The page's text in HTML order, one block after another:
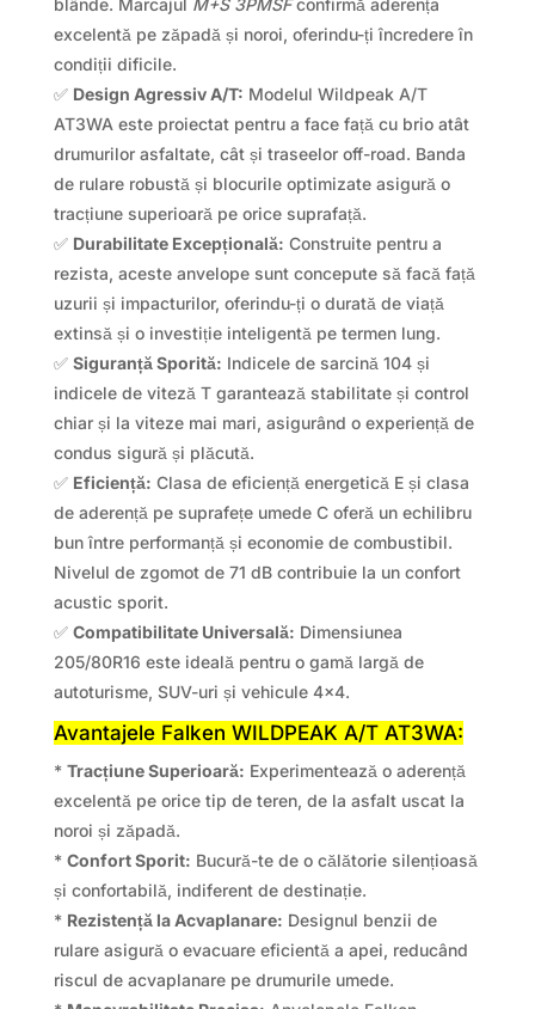
excelentă pe zăpadă și noroi, oferindu-ți încredere în
condiții dificile.
✅ Design Agressiv A/T: Modelul Wildpeak A/T
AT3WA este proiectat pentru a face față cu brio atât
drumurilor asfaltate, cât și traseelor off-road. Banda
de rulare robustă și blocurile optimizate asigură o
tracțiune superioară pe orice suprafață.
✅ Durabilitate Excepțională: Construite pentru a
rezista, aceste anvelope sunt concepute să facă față
uzurii și impacturilor, oferindu-ți o durată de viață
extinsă și o investiție inteligentă pe termen lung.
✅ Siguranță Sporită: Indicele de sarcină 104 și
indicele de viteză T garantează stabilitate și control
chiar și la viteze mai mari, asigurând o experiență de
condus sigură și plăcută.
✅ Eficiență: Clasa de eficiență energetică E și clasa
de aderență pe suprafețe umede C oferă un echilibru
bun între performanță și economie de combustibil.
Nivelul de zgomot de 71 dB contribuie la un confort
acustic sporit.
✅ Compatibilitate Universală: Dimensiunea
205/80R16 este ideală pentru o gamă largă de
autoturisme, SUV-uri și vehicule 4×4.
Avantajele Falken WILDPEAK A/T AT3WA:
* Tracțiune Superioară: Experimentează o aderență
excelentă pe orice tip de teren, de la asfalt uscat la
noroi și zăpadă.
* Confort Sporit: Bucură-te de o călătorie silențioasă
și confortabilă, indiferent de destinație.
* Rezistență la Acvaplanare: Designul benzii de
rulare asigură o evacuare eficientă a apei, reducând
riscul de acvaplanare pe drumurile umede.